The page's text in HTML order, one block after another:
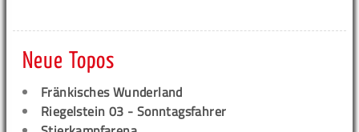
Neue Topos
Fränkisches Wunderland
Riegelstein 03 - Sonntagsfahrer